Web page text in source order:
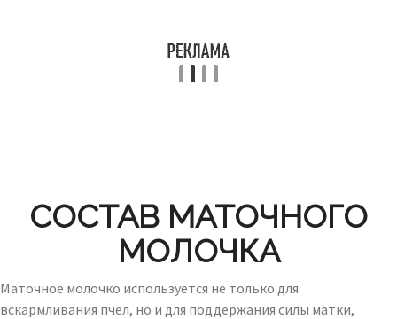
СОСТАВ МАТОЧНОГО
МОЛОЧКА
Маточное молочко используется не только для
вскармливания пчел, но и для поддержания силы матки,